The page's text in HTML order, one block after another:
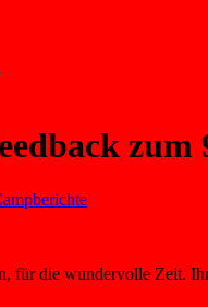
die wundervolle Zeit. Ihr